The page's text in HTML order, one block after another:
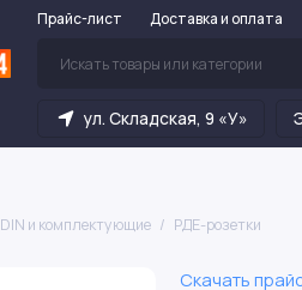
Прайс-лист Доставка и оплата
ул. Складская, 9 «У»
DIN и комплектующие РДЕ-розетки
Скачать